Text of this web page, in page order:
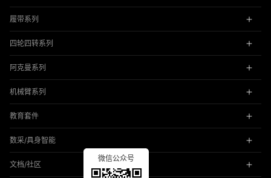
履带系列
四轮四转系列
阿克曼系列
机械臂系列
教育套件
数采/具身智能
文档/社区
微信公众号